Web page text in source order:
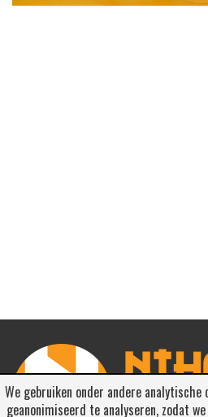
We gebruiken onder andere
geanonimiseerd te analyseren, zodat